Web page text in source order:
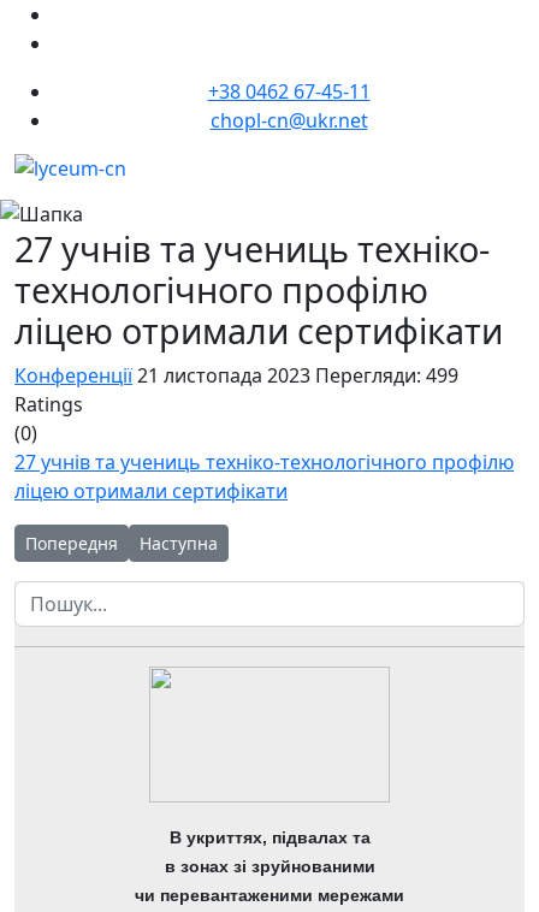
+38 0462 67-45-11
chopl-cn@ukr.net
27 учнів та учениць техніко-
технологічного профілю
ліцею отримали сертифікати
Конференції21 листопада 2023 Перегляди: 499
Ratings
(0)
27 учнів та учениць техніко-технологічного профілю
ліцею отримали сертифікати
Попередня стаття: Українська мова як чинник національної
Попередня Наступна стаття: Канікули - час для
Наступна
Пошук
В укриттях, підвалах та
в зонах зі зруйнованими
чи перевантаженими мережами